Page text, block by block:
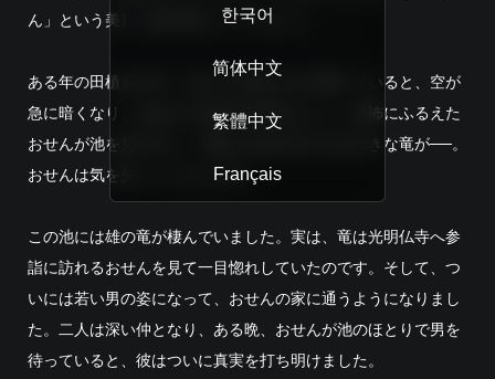
ん」という美しい娘が暮らしていました。
ある年の田植えの日。おせんが池のそばで働いていると、空が
急に暗くなり、生ぬるい風が吹き荒れました。恐怖にふるえた
おせんが池を見やると、水面には目を光らせる大きな竜が──。
おせんは気を失ってしまいます。
この池には雄の竜が棲んでいました。実は、竜は光明仏寺へ参
詣に訪れるおせんを見て一目惚れしていたのです。そして、つ
いには若い男の姿になって、おせんの家に通うようになりまし
た。二人は深い仲となり、ある晩、おせんが池のほとりで男を
待っていると、彼はついに真実を打ち明けました。
한국어
简体中文
繁體中文
Français